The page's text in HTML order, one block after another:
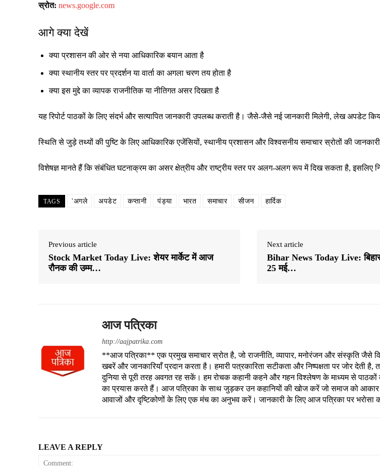
स्रोत: news.google.com
आगे क्या देखें
क्या प्रशासन की ओर से नया आधिकारिक बयान आता है
क्या स्थानीय स्तर पर प्रदर्शन या वार्ता का अगला चरण तय होता है
क्या इस मुद्दे का व्यापक राजनीतिक या नीतिगत असर दिखता है
यह रिपोर्ट पाठकों के लिए संदर्भ और सत्यापित जानकारी उपलब्ध कराती है। जैसे-जैसे नई जानकारी मिलेगी, लेख अपडेट
स्थिति से जुड़े तथ्यों की पुष्टि के लिए आधिकारिक एजेंसियों, स्थानीय प्रशासन और विश्वसनीय समाचार स्रोतों की
विशेषज्ञ मानते हैं कि संबंधित घटनाक्रम का असर क्षेत्रीय और राष्ट्रीय स्तर पर अलग-अलग रूप में दिख सकता है, इसलिए
TAGS 'अगले अपडेट कप्तानी पंड्या भारत समाचार सीजन हार्दिक
Previous article
Stock Market Today Live: शेयर मार्केट में आज
रौनक की उम्म…
Next article
Bihar News Today Live:
25 मई…
आज पत्रिका
http://aajpatrika.com
**आज पत्रिका** एक प्रमुख समाचार स्रोत है, जो राजनीति, व्यापार, मनोरंजन और संस्कृति जैसे
खबरें और जानकारियाँ प्रदान करता है। हमारी पत्रकारिता सटीकता और निष्पक्षता पर जोर देती
दुनिया से पूरी तरह अवगत रह सकें। हम रोचक कहानी कहने और गहन विश्लेषण के माध्यम से पाठकों
का प्रयास करते हैं। आज पत्रिका के साथ जुड़कर उन कहानियों की खोज करें जो समाज को आकार
आवाजों और दृष्टिकोणों के लिए एक मंच का अनुभव करें। जानकारी के लिए आज पत्रिका पर भरोसा
LEAVE A REPLY